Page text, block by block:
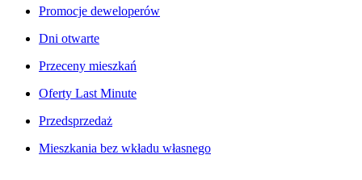
Promocje deweloperów
Dni otwarte
Przeceny mieszkań
Oferty Last Minute
Przedsprzedaż
Mieszkania bez wkładu własnego